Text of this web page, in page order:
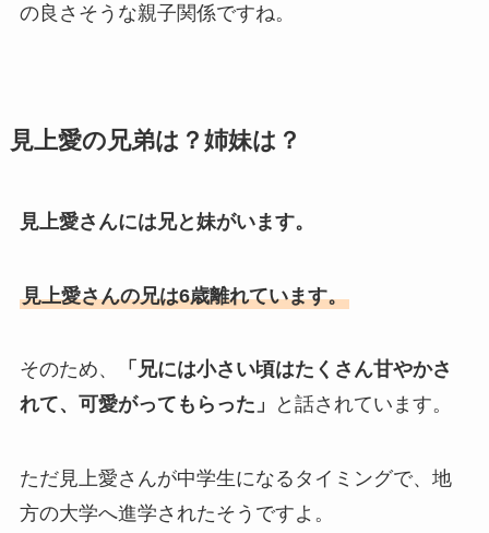
の良さそうな親子関係ですね。
見上愛の兄弟は？姉妹は？
見上愛さんには兄と妹がいます。
見上愛さんの兄は6歳離れています。
そのため、
「兄には小さい頃はたくさん甘やかさ
れて、可愛がってもらった」
と話されています。
ただ見上愛さんが中学生になるタイミングで、地
方の大学へ進学されたそうですよ。